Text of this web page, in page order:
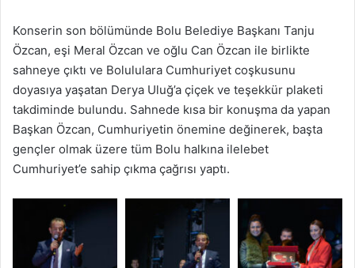
Konserin son bölümünde Bolu Belediye Başkanı Tanju
Özcan, eşi Meral Özcan ve oğlu Can Özcan ile birlikte
sahneye çıktı ve Bolululara Cumhuriyet coşkusunu
doyasıya yaşatan Derya Uluğ’a çiçek ve teşekkür plaketi
takdiminde bulundu. Sahnede kısa bir konuşma da yapan
Başkan Özcan, Cumhuriyetin önemine değinerek, başta
gençler olmak üzere tüm Bolu halkına ilelebet
Cumhuriyet’e sahip çıkma çağrısı yaptı.